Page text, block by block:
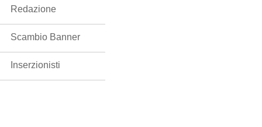
Redazione
Scambio Banner
Inserzionisti